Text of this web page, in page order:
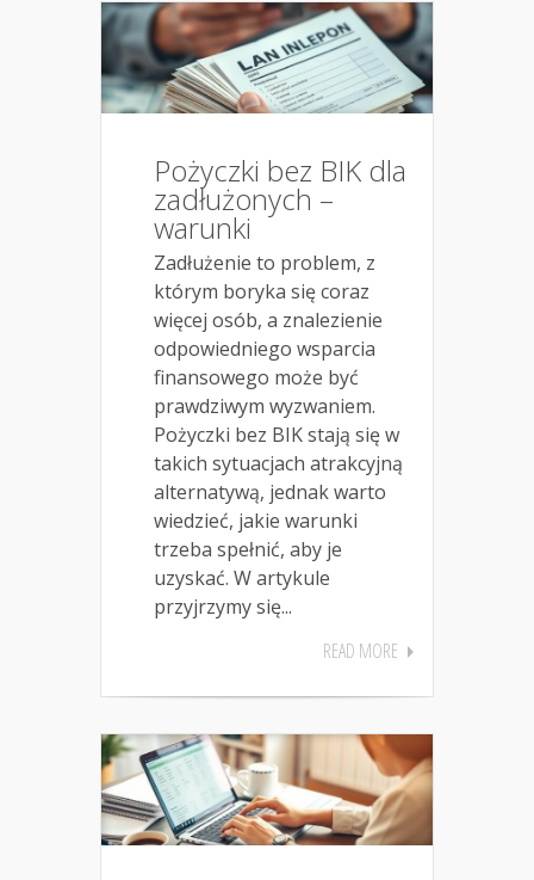
Pożyczki bez BIK dla
zadłużonych –
warunki
Zadłużenie to problem, z
którym boryka się coraz
więcej osób, a znalezienie
odpowiedniego wsparcia
finansowego może być
prawdziwym wyzwaniem.
Pożyczki bez BIK stają się w
takich sytuacjach atrakcyjną
alternatywą, jednak warto
wiedzieć, jakie warunki
trzeba spełnić, aby je
uzyskać. W artykule
przyjrzymy się...
READ MORE